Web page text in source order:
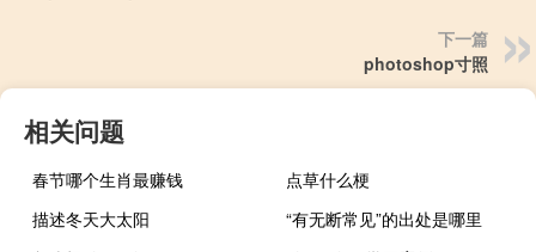
下一篇
photoshop寸照
相关问题
春节哪个生肖最赚钱
点草什么梗
描述冬天大太阳
“有无断常见”的出处是哪里